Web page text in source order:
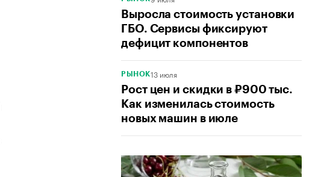
Выросла стоимость установки
ГБО. Сервисы фиксируют
дефицит компонентов
РЫНОК13 июля
Рост цен и скидки в ₽900 тыс.
Как изменилась стоимость
новых машин в июле